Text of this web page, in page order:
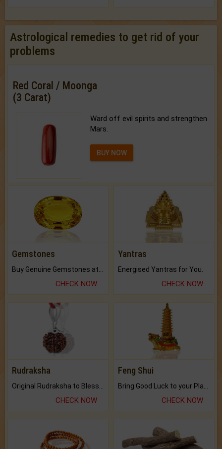
Astrological remedies to get rid of your
problems
Red Coral / Moonga
(3 Carat)
Ward off evil spirits and strengthen
Mars.
BUY NOW
Gemstones
CHECK NOW
Yantras
Energised Yantras for You.
CHECK NOW
Rudraksha
CHECK NOW
Feng Shui
CHECK NOW